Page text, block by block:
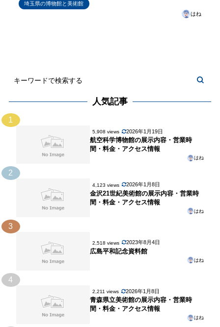
埼玉県の博物館と美術館
はね
人気記事
1
5,908 views 2026年1月19日
航空科学博物館の展示内容・営業時
間・料金・アクセス情報
はね
2
4,123 views 2026年1月8日
金沢21世紀美術館の展示内容・営業時
間・料金・アクセス情報
はね
3
2,518 views 2023年8月4日
広島平和記念資料館
はね
4
2,211 views 2026年1月8日
青森県立美術館の展示内容・営業時
間・料金・アクセス情報
はね